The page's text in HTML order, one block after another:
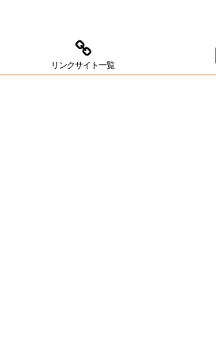
リンクサイト一覧